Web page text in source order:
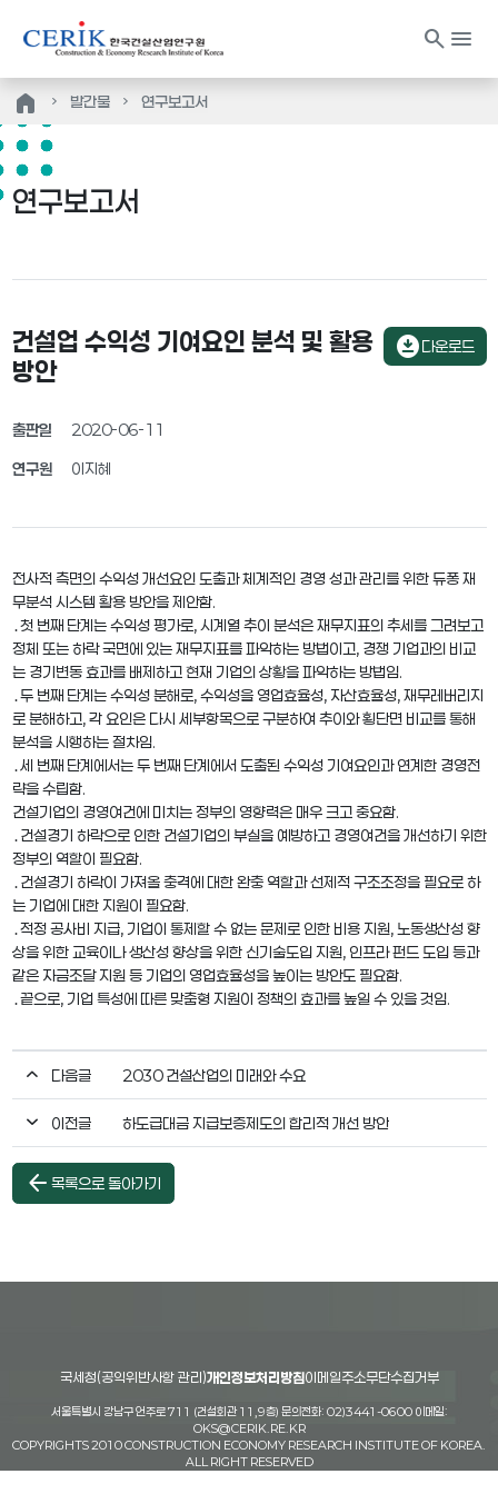
search menu
home 발간물 연구보고서
연구보고서
건설업 수익성 기여요인 분석 및 활용
방안
출판일 2020-06-11
연구원 이지혜
download_for_offline다운로드
전사적 측면의 수익성 개선요인 도출과 체계적인 경영 성과 관리를 위한 듀퐁 재
무분석 시스템 활용 방안을 제안함.
․첫 번째 단계는 수익성 평가로, 시계열 추이 분석은 재무지표의 추세를 그려보고
정체 또는 하락 국면에 있는 재무지표를 파악하는 방법이고, 경쟁 기업과의 비교
는 경기변동 효과를 배제하고 현재 기업의 상황을 파악하는 방법임.
․두 번째 단계는 수익성 분해로, 수익성을 영업효율성, 자산효율성, 재무레버리지
로 분해하고, 각 요인은 다시 세부항목으로 구분하여 추이와 횡단면 비교를 통해
분석을 시행하는 절차임.
․세 번째 단계에서는 두 번째 단계에서 도출된 수익성 기여요인과 연계한 경영전
략을 수립함.
건설기업의 경영여건에 미치는 정부의 영향력은 매우 크고 중요함.
․건설경기 하락으로 인한 건설기업의 부실을 예방하고 경영여건을 개선하기 위한
정부의 역할이 필요함.
․건설경기 하락이 가져올 충격에 대한 완충 역할과 선제적 구조조정을 필요로 하
는 기업에 대한 지원이 필요함.
․적정 공사비 지급, 기업이 통제할 수 없는 문제로 인한 비용 지원, 노동생산성 향
상을 위한 교육이나 생산성 향상을 위한 신기술도입 지원, 인프라 펀드 도입 등과
같은 자금조달 지원 등 기업의 영업효율성을 높이는 방안도 필요함.
․끝으로, 기업 특성에 따른 맞춤형 지원이 정책의 효과를 높일 수 있을 것임.
다음글 2030 건설산업의 미래와 수요
이전글 하도급대금 지급보증제도의 합리적 개선 방안
arrow_back 목록으로 돌아가기
국세청(공익위반사항 관리)개인정보처리방침이메일주소무단수집거부
서울특별시 강남구 언주로 711 (건설회관 11,9층) 문의전화: 02)3441-0600 이메일:
OKS@CERIK.RE.KR
COPYRIGHTS 2010 CONSTRUCTION ECONOMY RESEARCH INSTITUTE OF KOREA.
ALL RIGHT RESERVED